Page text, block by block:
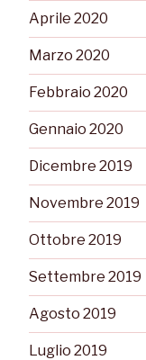
Aprile 2020
Marzo 2020
Febbraio 2020
Gennaio 2020
Dicembre 2019
Novembre 2019
Ottobre 2019
Settembre 2019
Agosto 2019
Luglio 2019